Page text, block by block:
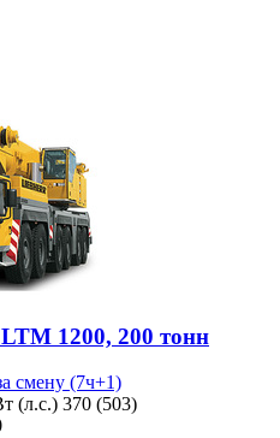
1200, 200 тонн
смену (7ч+1)
(л.с.) 370 (503)